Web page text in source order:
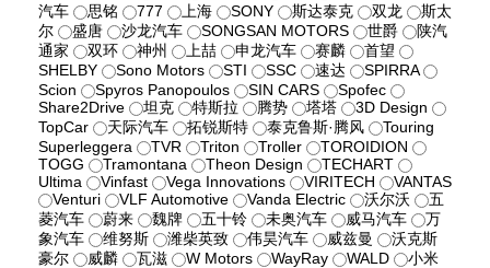
汽车
思铭 777 上海 SONY 斯达泰克 双龙
斯太
尔
盛唐 沙龙汽车 SONGSAN MOTORS 世爵
陕汽
通家
双环 神州 上喆 申龙汽车 赛麟
首望
SHELBY
Sono Motors STI SSC 速达
SPIRRA
Scion
Spyros Panopoulos SIN CARS
Spofec
Share2Drive
坦克 特斯拉 腾势 塔塔
3D Design
TopCar
天际汽车 拓锐斯特 泰克鲁斯·腾风
Touring
Superleggera
TVR Triton Troller
TOROIDION
TOGG
Tramontana Theon Design
TECHART
Ultima
Vinfast Vega Innovations VIRITECH
VANTAS
Venturi
VLF Automotive Vanda Electric 沃尔沃
五
菱汽车
蔚来 魏牌 五十铃 未奥汽车 威马汽车
万
象汽车
维努斯 潍柴英致 伟昊汽车 威兹曼
沃克斯
豪尔
威麟 瓦滋 W Motors WayRay WALD
小米